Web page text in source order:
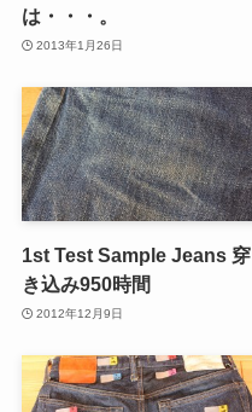
は・・・。
2013年1月26日
1st Test Sample Jeans 穿
き込み950時間
2012年12月9日